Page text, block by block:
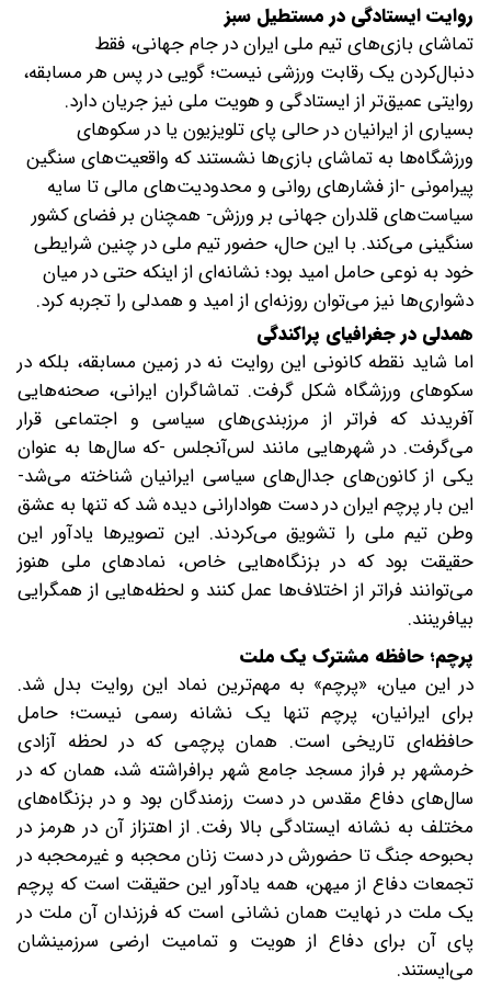
روایت ایستادگی در مستطیل سبز
تماشای بازی‌های تیم ملی ایران در جام جهانی، فقط
دنبال‌کردن یک رقابت ورزشی نیست؛ گویی در پس هر مسابقه،
روایتی عمیق‌تر از ایستادگی و هویت ملی نیز جریان دارد.
بسیاری از ایرانیان در حالی پای تلویزیون یا در سکوهای
ورزشگاه‌ها به تماشای بازی‌ها نشستند که واقعیت‌های سنگین
پیرامونی -از فشارهای روانی و محدودیت‌های مالی تا سایه
سیاست‌های قلدران جهانی بر ورزش- همچنان بر فضای کشور
سنگینی می‌کند. با این حال، حضور تیم ملی در چنین شرایطی
خود به نوعی حامل امید بود؛ نشانه‌ای از اینکه حتی در میان
دشواری‌ها نیز می‌توان روزنه‌ای از امید و همدلی را تجربه کرد.
همدلی در جغرافیای پراکندگی
اما شاید نقطه کانونی این روایت نه در زمین مسابقه، بلکه در
سکوهای ورزشگاه شکل گرفت. تماشاگران ایرانی، صحنه‌هایی
آفریدند که فراتر از مرزبندی‌های سیاسی و اجتماعی قرار
می‌گرفت. در شهرهایی مانند لس‌آنجلس -که سال‌ها به عنوان
یکی از کانون‌های جدال‌های سیاسی ایرانیان شناخته می‌شد-
این بار پرچم ایران در دست هوادارانی دیده شد که تنها به عشق
وطن تیم ملی را تشویق می‌کردند. این تصویرها یادآور این
حقیقت بود که در بزنگاه‌هایی خاص، نمادهای ملی هنوز
می‌توانند فراتر از اختلاف‌ها عمل کنند و لحظه‌هایی از همگرایی
بیافرینند.
پرچم؛ حافظه مشترک یک ملت
در این میان، «پرچم» به مهم‌ترین نماد این روایت بدل شد.
برای ایرانیان، پرچم تنها یک نشانه رسمی نیست؛ حامل
حافظه‌ای تاریخی است. همان پرچمی که در لحظه آزادی
خرمشهر بر فراز مسجد جامع شهر برافراشته شد، همان که در
سال‌های دفاع مقدس در دست رزمندگان بود و در بزنگاه‌های
مختلف به نشانه ایستادگی بالا رفت. از اهتزاز آن در هرمز در
بحبوحه جنگ تا حضورش در دست زنان محجبه و غیرمحجبه در
تجمعات دفاع از میهن، همه یادآور این حقیقت است که پرچم
یک ملت در نهایت همان نشانی است که فرزندان آن ملت در
پای آن برای دفاع از هویت و تمامیت ارضی سرزمینشان
می‌ایستند.